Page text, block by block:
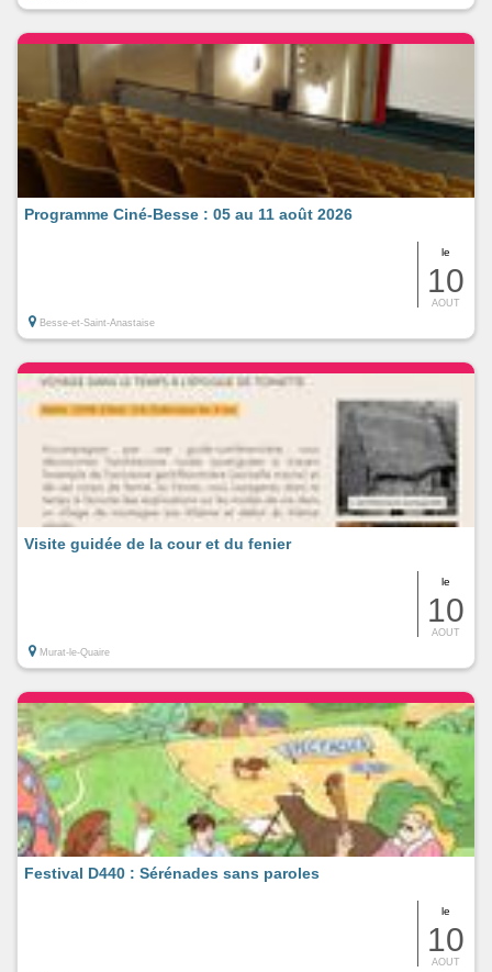
le
10
AOUT
Programme Ciné-Besse : 05 au 11 août 2026
Besse-et-Saint-Anastaise
le
10
AOUT
Visite guidée de la cour et du fenier
Murat-le-Quaire
le
10
AOUT
Festival D440 : Sérénades sans paroles